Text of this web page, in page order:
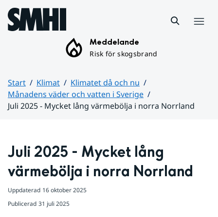
Hoppa till sidans innehåll
Meddelande
Risk för skogsbrand
Start Klimat
Klimatet då och nu
Månadens väder och vatten i Sverige
Juli 2025 - Mycket lång värmebölja i norra Norrland
Juli 2025 - Mycket lång
värmebölja i norra Norrland
Uppdaterad 16 oktober 2025
Publicerad 31 juli 2025